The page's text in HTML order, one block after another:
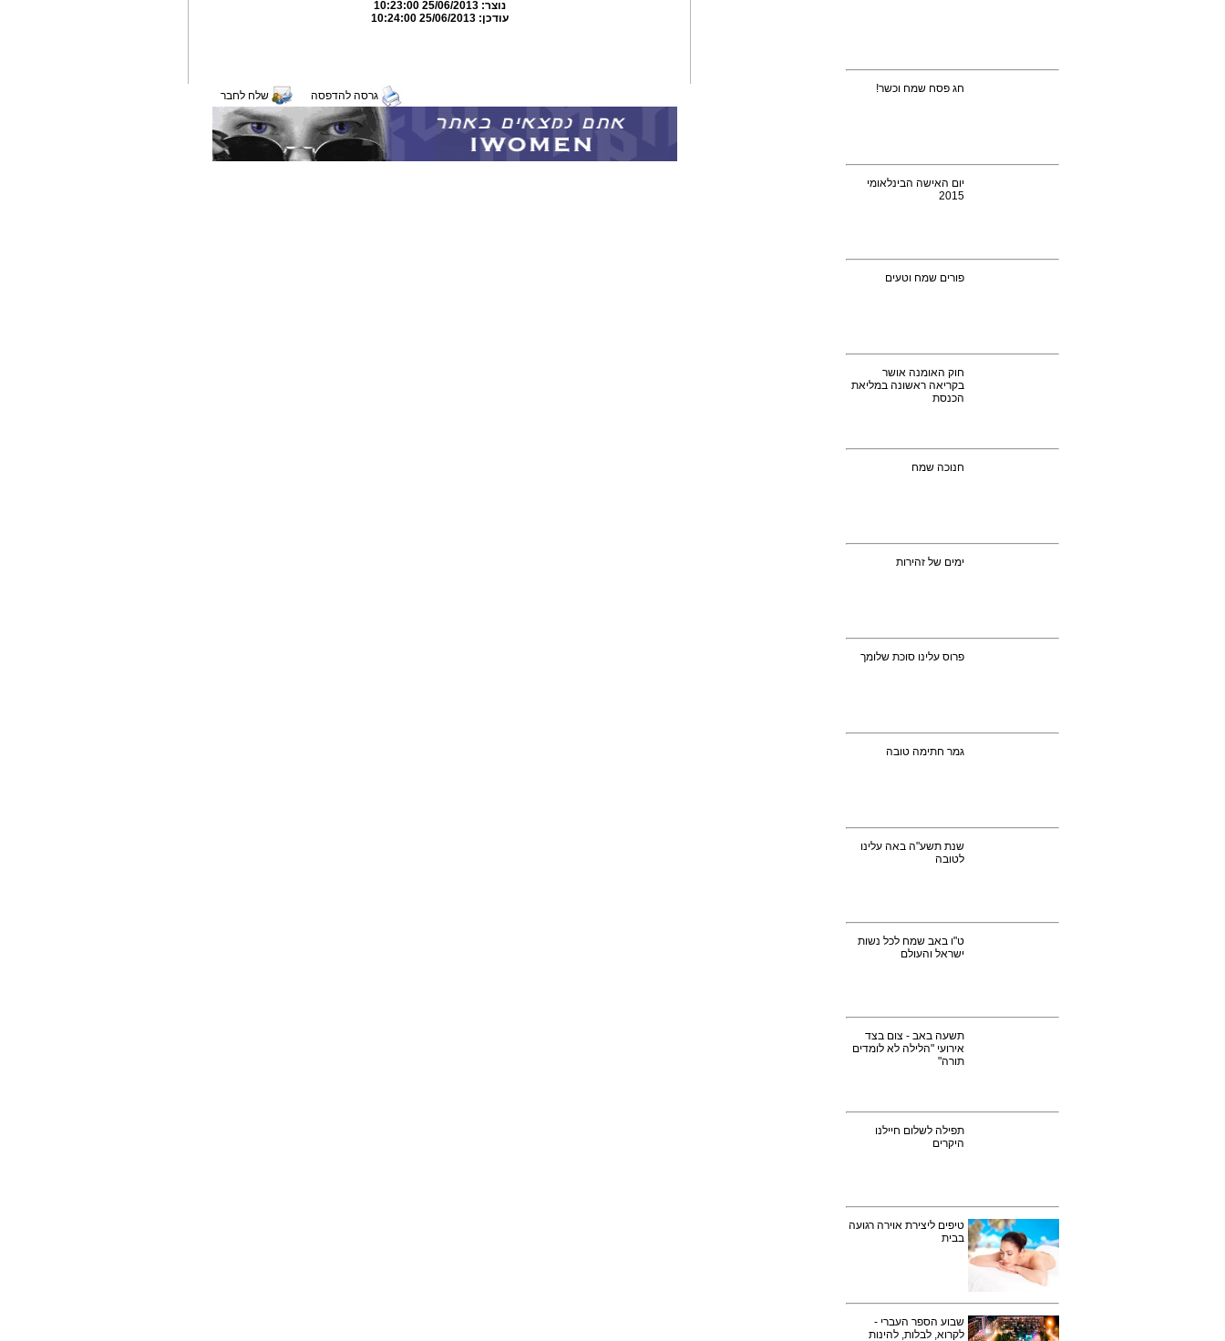
חג פסח שמח וכשר!
יום האישה הבינלאומי
2015
פורים שמח וטעים
חוק האומנה אושר
בקריאה ראשונה במליאת
הכנסת
חנוכה שמח
ימים של זהירות
פרוס עלינו סוכת שלומך
גמר חתימה טובה
שנת תשע"ה באה עלינו
לטובה
ט"ו באב שמח לכל נשות
ישראל והעולם
תשעה באב - צום בצד
אירועי "הלילה לא לומדים
תורה"
תפילה לשלום חיילנו
היקרים
טיפים ליצירת אוירה רגועה
בבית
שבוע הספר העברי -
לקרוא, לבלות, להינות
נוצר:25/06/2013 10:23:00
עודכן:25/06/2013 10:24:00
גרסה להדפסה שלח לחבר